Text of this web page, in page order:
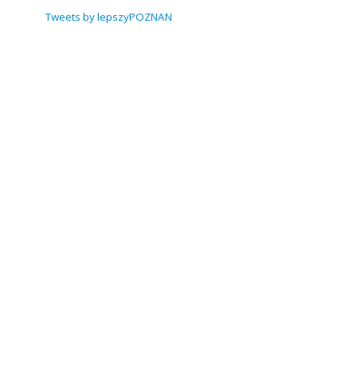
Tweets by lepszyPOZNAN